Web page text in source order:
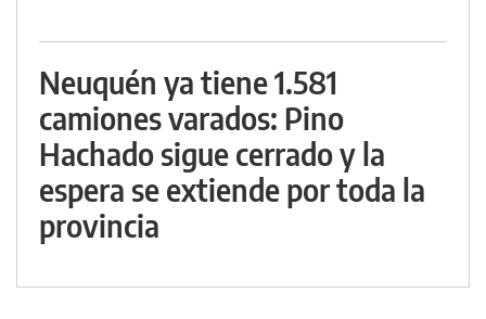
Neuquén ya tiene 1.581
camiones varados: Pino
Hachado sigue cerrado y la
espera se extiende por toda la
provincia